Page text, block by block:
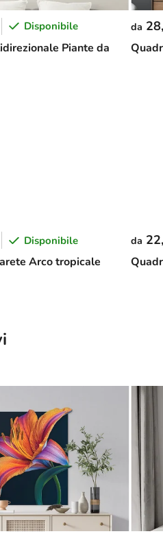
Piante da
Disponibile da
Arco tropicale
Disponibile da